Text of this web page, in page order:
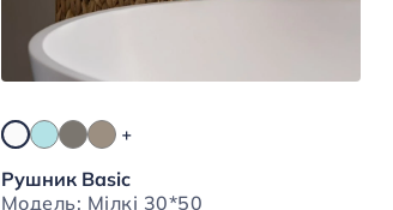
Рушник Basic
Модель: Мілкі 30*50